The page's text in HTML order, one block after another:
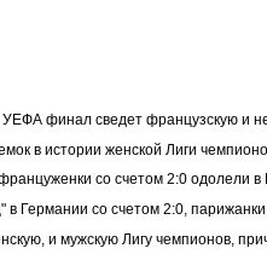
финал сведет французскую
в истории женской Лиги
со счетом 2:0
со счетом 2:0,
и мужскую Лигу чемпионов,